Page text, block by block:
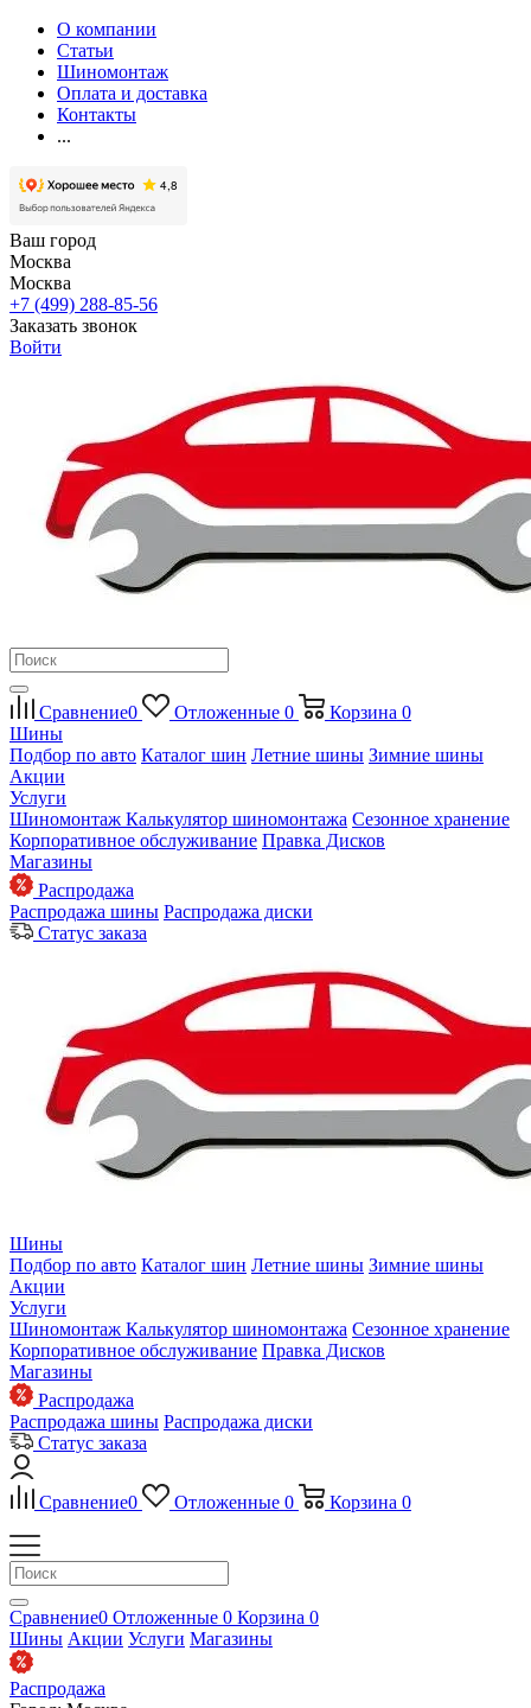
О компании
Статьи
Шиномонтаж
Оплата и доставка
Контакты
...
Ваш город
Москва
Москва
+7 (499) 288-85-56
Заказать звонок
Войти
Сравнение0 Отложенные 0 Корзина 0
Шины
Подбор по авто Каталог шин Летние шины Зимние шины
Акции
Услуги
Шиномонтаж Калькулятор шиномонтажа Сезонное хранение
Корпоративное обслуживание Правка Дисков
Магазины
Распродажа
Распродажа шины Распродажа диски
Статус заказа
Шины
Подбор по авто Каталог шин Летние шины Зимние шины
Акции
Услуги
Шиномонтаж Калькулятор шиномонтажа Сезонное хранение
Корпоративное обслуживание Правка Дисков
Магазины
Распродажа
Распродажа шины Распродажа диски
Статус заказа
Сравнение0 Отложенные 0 Корзина 0
Сравнение0 Отложенные 0 Корзина 0
Шины Акции Услуги Магазины
Распродажа